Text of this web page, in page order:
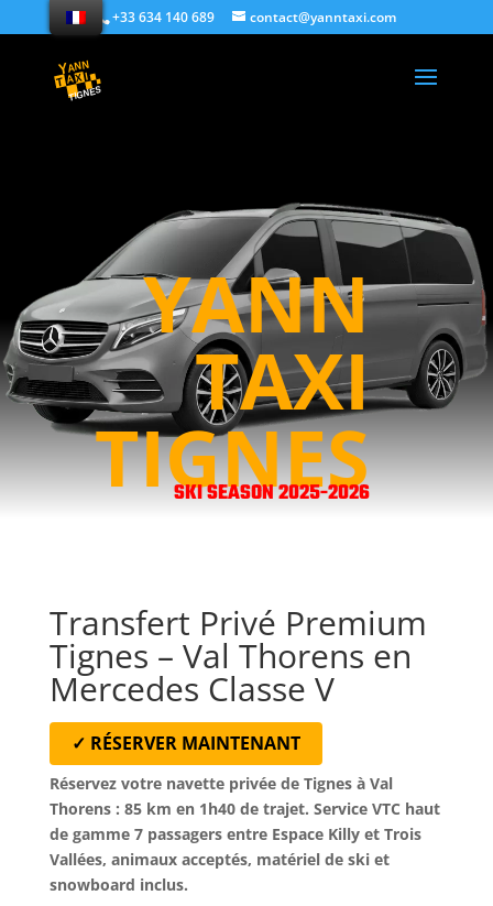
+33 634 140 689 contact@yanntaxi.com
YANN
TAXI
TIGNES
SKI SEASON 2025-2026
Transfert Privé Premium
Tignes – Val Thorens en
Mercedes Classe V
✓ RÉSERVER MAINTENANT
Réservez votre navette privée de Tignes à Val
Thorens : 85 km en 1h40 de trajet. Service VTC haut
de gamme 7 passagers entre Espace Killy et Trois
Vallées, animaux acceptés, matériel de ski et
snowboard inclus.